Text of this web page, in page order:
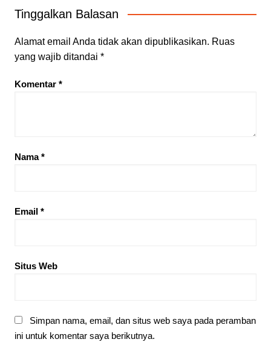
Tinggalkan Balasan
Alamat email Anda tidak akan dipublikasikan. Ruas
yang wajib ditandai *
Komentar *
Nama*
Email *
Situs Web
Simpan nama, email, dan situs web saya pada peramban
ini untuk komentar saya berikutnya.